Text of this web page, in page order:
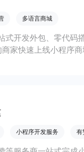
多语言商城
开发外包、零代码
家快速上线小程序
小程序开发服务 有